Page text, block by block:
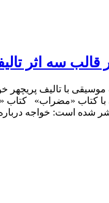
سه اثر
با تالیف
با کتاب «مضراب»
شده است: خواجه